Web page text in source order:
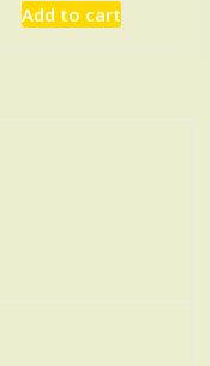
Add to cart